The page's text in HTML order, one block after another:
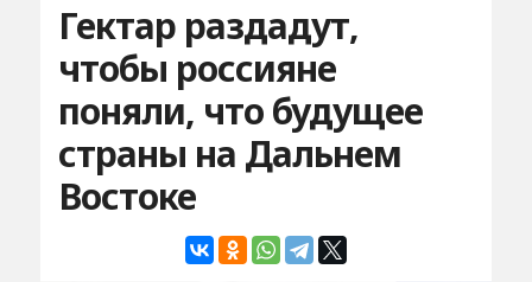
Гектар раздадут,
чтобы россияне
поняли, что будущее
страны на Дальнем
Востоке